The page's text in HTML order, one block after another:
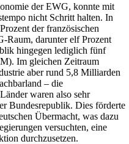
der EWG, konnte mit
nicht Schritt halten. In
der französischen
Raum, darunter elf Prozent
hingegen lediglich fünf
Im gleichen Zeitraum
aber rund 5,8 Milliarden
– die
waren also sehr
Bundesrepublik. Dies förderte
Übermacht, was dazu
versuchten, eine
durchzusetzen.